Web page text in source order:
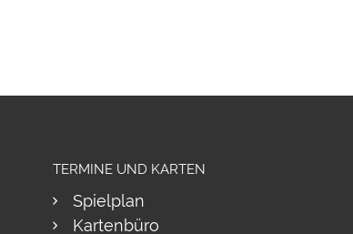
TERMINE UND KARTEN
Spielplan
Kartenbüro